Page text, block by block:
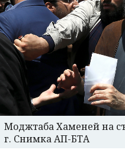
Моджтаба Хаменей на
г. Снимка АП-БТА